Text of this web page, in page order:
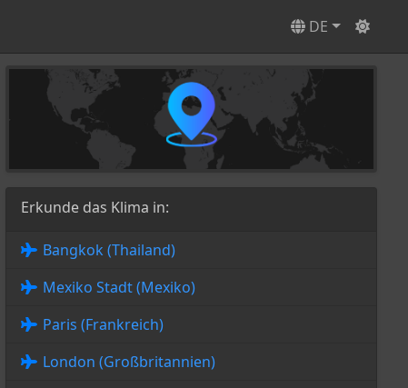
DE
Erkunde das Klima in:
Bangkok (Thailand)
Mexiko Stadt (Mexiko)
Paris (Frankreich)
London (Großbritannien)